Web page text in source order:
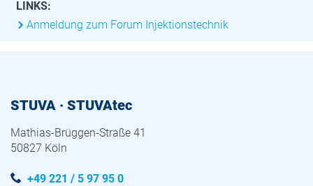
LINKS:
Anmeldung zum Forum Injektionstechnik
STUVA · STUVAtec
Mathias-Brüggen-Straße 41
50827 Köln
+49 221 / 5 97 95 0